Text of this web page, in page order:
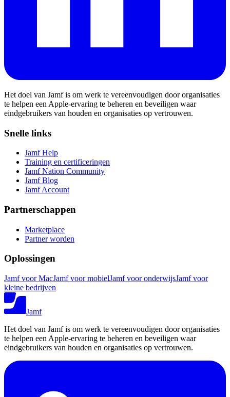
Het doel van Jamf is om werk te vereenvoudigen door organisaties
te helpen een Apple-ervaring te beheren en beveiligen waar
eindgebruikers van houden en organisaties op vertrouwen.
Snelle links
Jamf Help
Training en certificeringen
Jamf Nation Community
Jamf Blog
Jamf Account
Partnerschappen
Marketplace
Partner worden
Oplossingen
Jamf voor MacJamf voor mobielJamf voor onderwijsJamf voor
kleine bedrijven
Jamf
Het doel van Jamf is om werk te vereenvoudigen door organisaties
te helpen een Apple-ervaring te beheren en beveiligen waar
eindgebruikers van houden en organisaties op vertrouwen.